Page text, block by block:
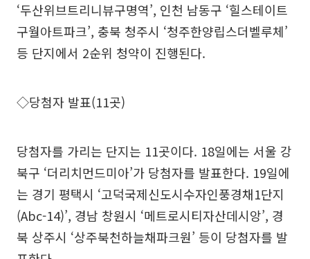
‘두산위브트리니뷰구명역’, 인천 남동구 ‘힐스테이트
구월아트파크’, 충북 청주시 ‘청주한양립스더벨루체’
등 단지에서 2순위 청약이 진행된다.
◇당첨자 발표(11곳)
당첨자를 가리는 단지는 11곳이다. 18일에는 서울 강
북구 ‘더리치먼드미아’가 당첨자를 발표한다. 19일에
는 경기 평택시 ‘고덕국제신도시수자인풍경채1단지
(Abc-14)’, 경남 창원시 ‘메트로시티자산데시앙’, 경
북 상주시 ‘상주북천하늘채파크원’ 등이 당첨자를 발